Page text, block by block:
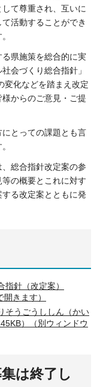
て尊重され、互いに
活動することができ
県施策を総合的に実
会づくり総合指針」
変化などを踏まえ改定
からのご意見・ご提
とっての課題とも言
総合指針改定案の参
の概要とこれに対す
る改定案とともに発
針（改定案）
きます）
そうごうししん（かい
）（別ウィンドウ
は終了し